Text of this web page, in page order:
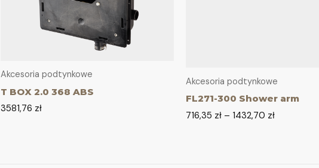
Akcesoria podtynkowe
FL271-300 Shower arm
716,35 zł– 1432,70 zł
Akcesoria podtynkowe
T BOX 2.0 368 ABS
3581,76 zł